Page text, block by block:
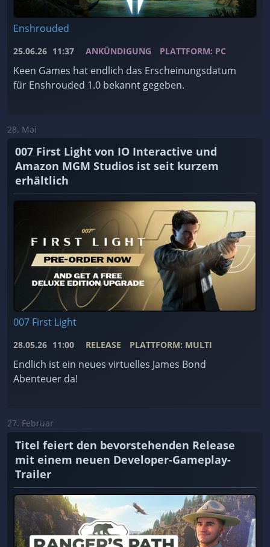
Enshrouded
25.06.26 11:37 ANKÜNDIGUNG PLATTFORM: PC
Keen Games hat endlich das Erscheinungsdatum
für Enshrouded 1.0 bekannt gegeben.
28. Mai
007 First Light von IO Interactive und
Amazon MGM Studios ist seit kurzem
erhältlich
007 First Light
28.05.26 11:00 RELEASE PLATTFORM: MULTI
Endlich ist ein neues virtuelles James Bond
Abenteuer da!
27. Februar
Titel feiert den bevorstehenden Release
mit einem neuen Developer-Gameplay-
Trailer